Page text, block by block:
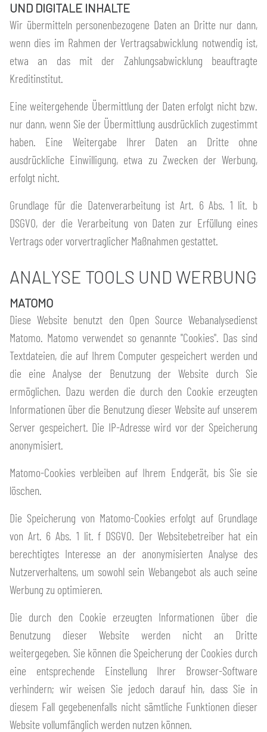
UND DIGITALE INHALTE
Wir übermitteln personenbezogene Daten an Dritte nur dann,
wenn dies im Rahmen der Vertragsabwicklung notwendig ist,
etwa an das mit der Zahlungsabwicklung beauftragte
Kreditinstitut.
Eine weitergehende Übermittlung der Daten erfolgt nicht bzw.
nur dann, wenn Sie der Übermittlung ausdrücklich zugestimmt
haben. Eine Weitergabe Ihrer Daten an Dritte ohne
ausdrückliche Einwilligung, etwa zu Zwecken der Werbung,
erfolgt nicht.
Grundlage für die Datenverarbeitung ist Art. 6 Abs. 1 lit. b
DSGVO, der die Verarbeitung von Daten zur Erfüllung eines
Vertrags oder vorvertraglicher Maßnahmen gestattet.
ANALYSE TOOLS UND WERBUNG
MATOMO
Diese Website benutzt den Open Source Webanalysedienst
Matomo. Matomo verwendet so genannte "Cookies". Das sind
Textdateien, die auf Ihrem Computer gespeichert werden und
die eine Analyse der Benutzung der Website durch Sie
ermöglichen. Dazu werden die durch den Cookie erzeugten
Informationen über die Benutzung dieser Website auf unserem
Server gespeichert. Die IP-Adresse wird vor der Speicherung
anonymisiert.
Matomo-Cookies verbleiben auf Ihrem Endgerät, bis Sie sie
löschen.
Die Speicherung von Matomo-Cookies erfolgt auf Grundlage
von Art. 6 Abs. 1 lit. f DSGVO. Der Websitebetreiber hat ein
berechtigtes Interesse an der anonymisierten Analyse des
Nutzerverhaltens, um sowohl sein Webangebot als auch seine
Werbung zu optimieren.
Die durch den Cookie erzeugten Informationen über die
Benutzung dieser Website werden nicht an Dritte
weitergegeben. Sie können die Speicherung der Cookies durch
eine entsprechende Einstellung Ihrer Browser-Software
verhindern; wir weisen Sie jedoch darauf hin, dass Sie in
diesem Fall gegebenenfalls nicht sämtliche Funktionen dieser
Website vollumfänglich werden nutzen können.